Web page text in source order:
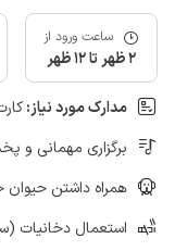
ساعت ورود از
2 ظهر تا 12 ظهر
مدارک مورد نیاز:
برگزاری مهمانی
همراه داشتن
استعمال دخانیات